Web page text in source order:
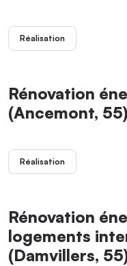
Réalisation
Rénovation
(Ancemont, 55)
Réalisation
Rénovation
logements
(Damvillers,